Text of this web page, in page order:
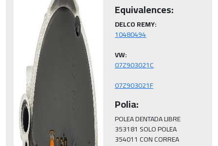
Equivalences:
DELCO REMY:
VW:
07Z903021F
Polia:
POLEA DENTADA LIBRE
353181 SOLO POLEA
354011 CON CORREA